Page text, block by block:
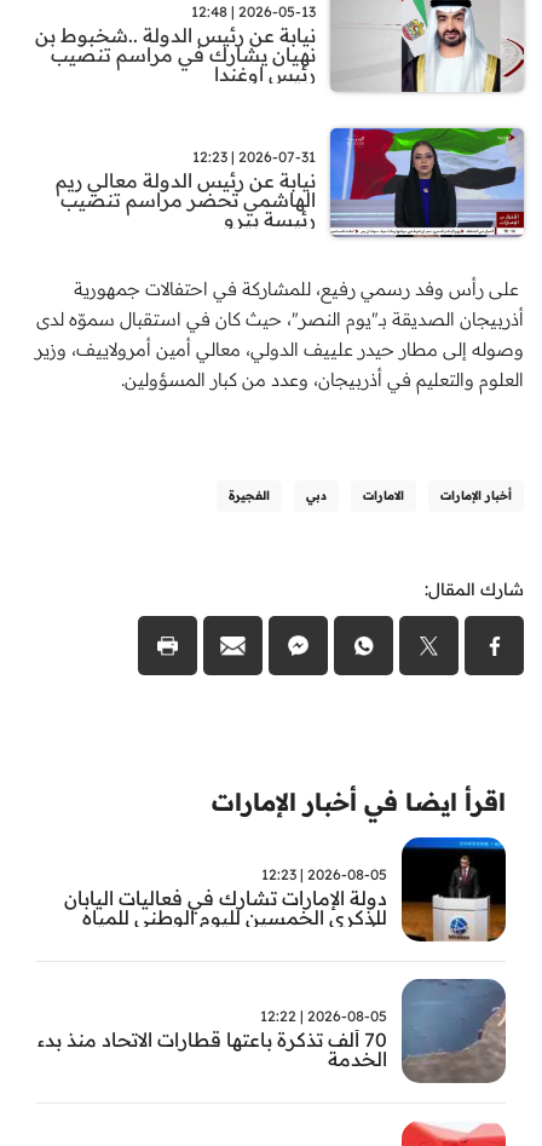
2026-05-13 | 12:48
نيابة عن رئيس الدولة ..شخبوط بن
نهيان يشارك في مراسم تنصيب
رئيس اوغندا
2026-07-31 | 12:23
نيابة عن رئيس الدولة معالي ريم
الهاشمي تحضر مراسم تنصيب
رئيسة بيرو
على رأس وفد رسمي رفيع، للمشاركة في احتفالات جمهورية
أذربيجان الصديقة بــ"يوم النصر"، حيث كان في استقبال سموّه لدى
وصوله إلى مطار حيدر علييف الدولي، معالي أمين أمرولاييف، وزير
العلوم والتعليم في أذربيجان، وعدد من كبار المسؤولين.
أخبار الإمارات الامارات دبي الفجيرة
شارك المقال:
اقرأ ايضا في أخبار الإمارات
2026-08-05 | 12:23
دولة الإمارات تشارك في فعاليات اليابان
للذكرى الخمسين لليوم الوطني للمياه
2026-08-05 | 12:22
70 ألف تذكرة باعتها قطارات الاتحاد منذ بدء
الخدمة